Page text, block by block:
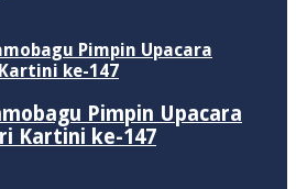
Pimpin Upacara
Kartini ke-147